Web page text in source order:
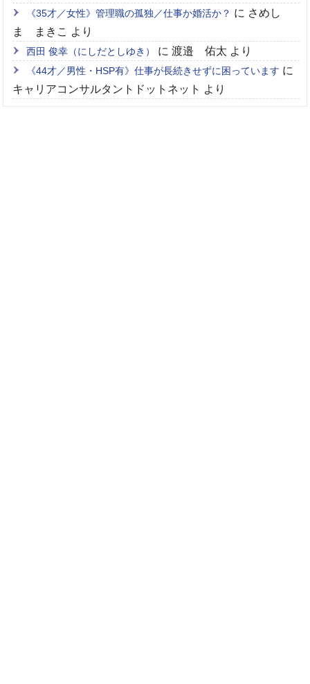
《35才／女性》管理職の孤独／仕事か婚活か？ に さめし
ま まきこ より
西田 俊幸（にしだとしゆき） に渡邉 佑太 より
《44才／男性・HSP有》仕事が長続きせずに困っています に
キャリアコンサルタントドットネット より